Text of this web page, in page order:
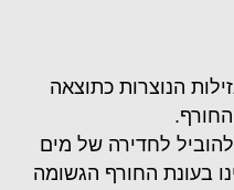
הנוצרות כתוצאה
לחדירה של מים
בעונת החורף הגשומה